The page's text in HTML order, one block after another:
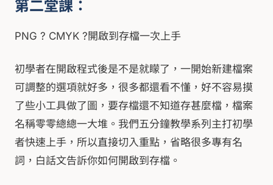
第二堂課：
PNG ? CMYK ?開啟到存檔一次上手
初學者在開啟程式後是不是就矇了，一開始新建檔案
可調整的選項就好多，很多都還看不懂，好不容易摸
了些小工具做了圖，要存檔還不知道存甚麼檔，檔案
名稱零零總總一大堆。我們五分鐘教學系列主打初學
者快速上手，所以直接切入重點，省略很多專有名
詞，白話文告訴你如何開啟到存檔。